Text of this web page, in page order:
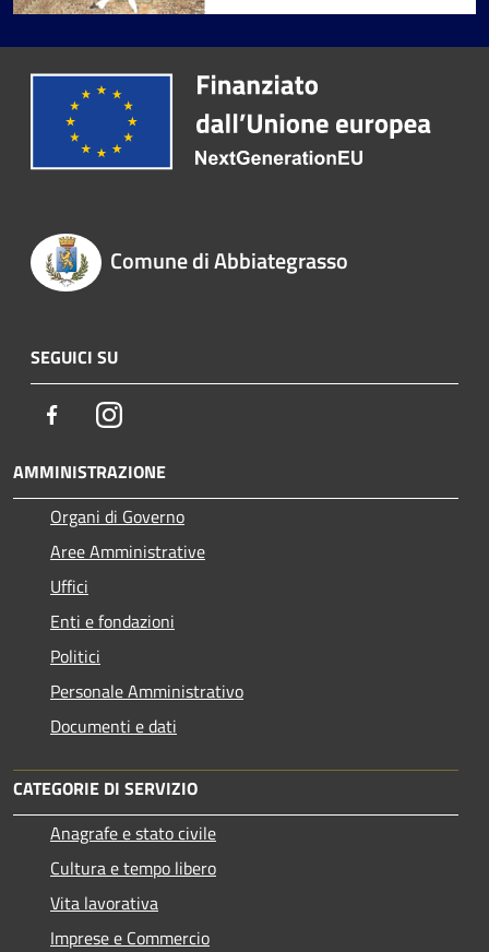
Comune di Abbiategrasso
SEGUICI SU
FacebookInstagram
AMMINISTRAZIONE
Organi di Governo
Aree Amministrative
Uffici
Enti e fondazioni
Politici
Personale Amministrativo
Documenti e dati
CATEGORIE DI SERVIZIO
Anagrafe e stato civile
Cultura e tempo libero
Vita lavorativa
Imprese e Commercio